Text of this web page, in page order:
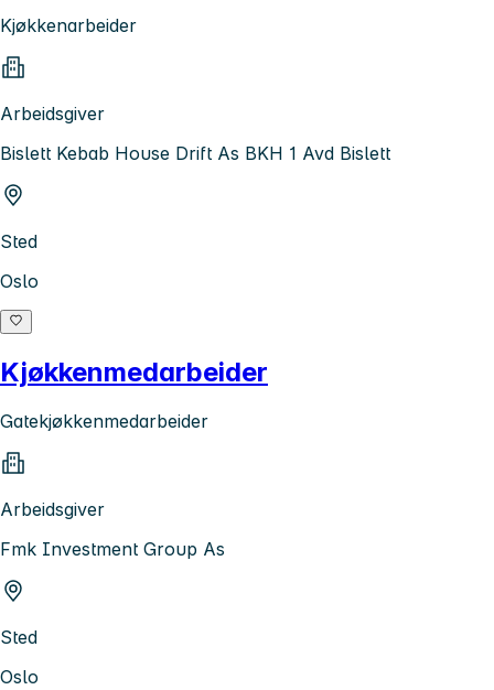
Kjøkkenarbeider
Arbeidsgiver
Bislett Kebab House Drift As BKH 1 Avd Bislett
Sted
Oslo
Kjøkkenmedarbeider
Gatekjøkkenmedarbeider
Arbeidsgiver
Fmk Investment Group As
Sted
Oslo